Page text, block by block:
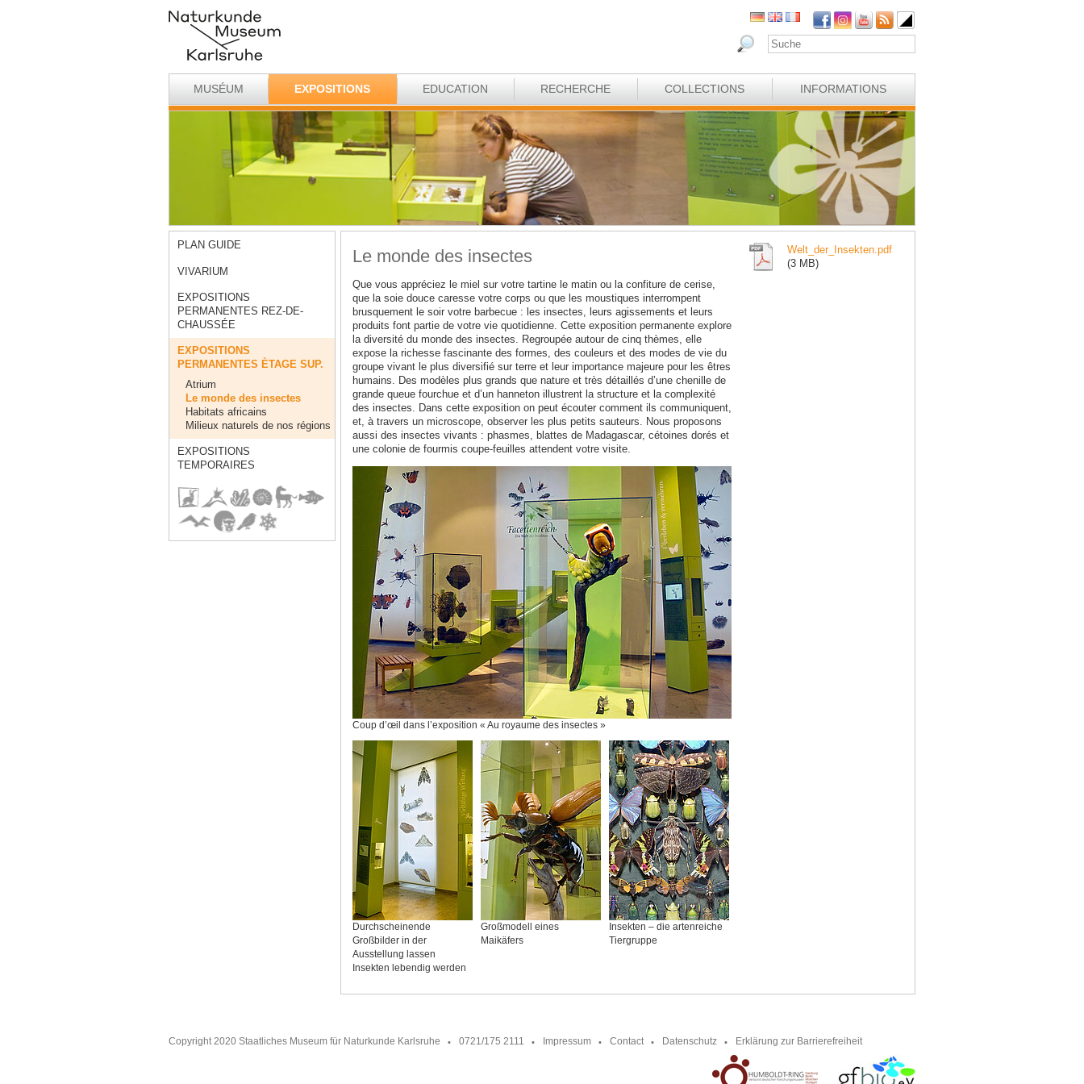
MUSÉUM EXPOSITIONS EDUCATION RECHERCHE COLLECTIONS INFORMATIONS
PLAN GUIDE
VIVARIUM
EXPOSITIONS
PERMANENTES REZ-DE-
CHAUSSÉE
EXPOSITIONS
PERMANENTES ÈTAGE SUP.
Atrium
Le monde des insectes
Habitats africains
Milieux naturels de nos régions
EXPOSITIONS
TEMPORAIRES
Le monde des insectes
Que vous appréciez le miel sur votre tartine le matin ou la confiture de cerise,
que la soie douce caresse votre corps ou que les moustiques interrompent
brusquement le soir votre barbecue : les insectes, leurs agissements et leurs
produits font partie de votre vie quotidienne. Cette exposition permanente explore
la diversité du monde des insectes. Regroupée autour de cinq thèmes, elle
expose la richesse fascinante des formes, des couleurs et des modes de vie du
groupe vivant le plus diversifié sur terre et leur importance majeure pour les êtres
humains. Des modèles plus grands que nature et très détaillés d’une chenille de
grande queue fourchue et d’un hanneton illustrent la structure et la complexité
des insectes. Dans cette exposition on peut écouter comment ils communiquent,
et, à travers un microscope, observer les plus petits sauteurs. Nous proposons
aussi des insectes vivants : phasmes, blattes de Madagascar, cétoines dorés et
une colonie de fourmis coupe-feuilles attendent votre visite.
Coup d’œil dans l’exposition « Au royaume des insectes »
Durchscheinende
Großbilder in der
Ausstellung lassen
Insekten lebendig werden
Großmodell eines
Maikäfers
Insekten – die artenreiche
Tiergruppe
Welt_der_Insekten.pdf
(3 MB)
Copyright 2020 Staatliches Museum für Naturkunde Karlsruhe 0721/175 2111 Impressum Contact Datenschutz Erklärung zur Barrierefreiheit